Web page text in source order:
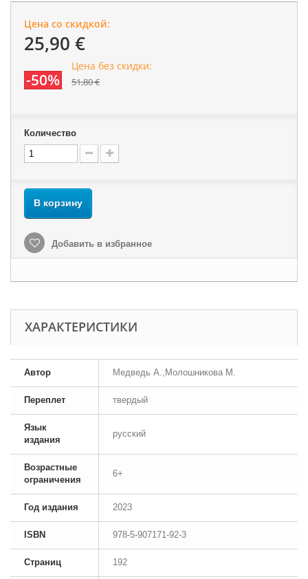
Цена со скидкой:
25,90 €
-50%
Цена без скидки:
51,80 €
Количество
В корзину
Добавить в избранное
ХАРАКТЕРИСТИКИ
Автор Медведь А.,Молошникова М.
Переплет твердый
Язык
издания
русский
Возрастные
ограничения
6+
Год издания 2023
ISBN 978-5-907171-92-3
Страниц 192